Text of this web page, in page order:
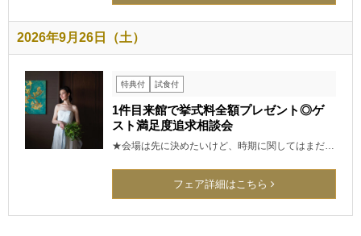
2026年9月26日（土）
特典付 試食付
1件目来館で挙式料全額プレゼント◎ゲ
スト満足度追求相談会
★会場は先に決めたいけど、時期に関してはまだ…
フェア詳細はこちら